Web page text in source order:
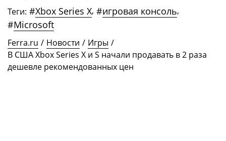
Теги: #Xbox Series X, #игровая консоль,
#Microsoft
Ferra.ru / Новости / Игры /
В США Xbox Series X и S начали продавать в 2 раза
дешевле рекомендованных цен